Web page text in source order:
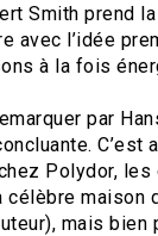
Smith prend
avec l’idée
à la fois
par
C’est
Polydor,
célèbre maison
mais bien